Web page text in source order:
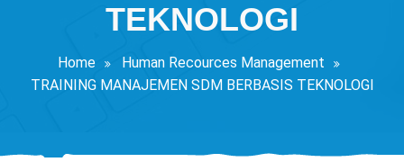
TEKNOLOGI
Home
Human Recources Management
TRAINING MANAJEMEN SDM BERBASIS TEKNOLOGI